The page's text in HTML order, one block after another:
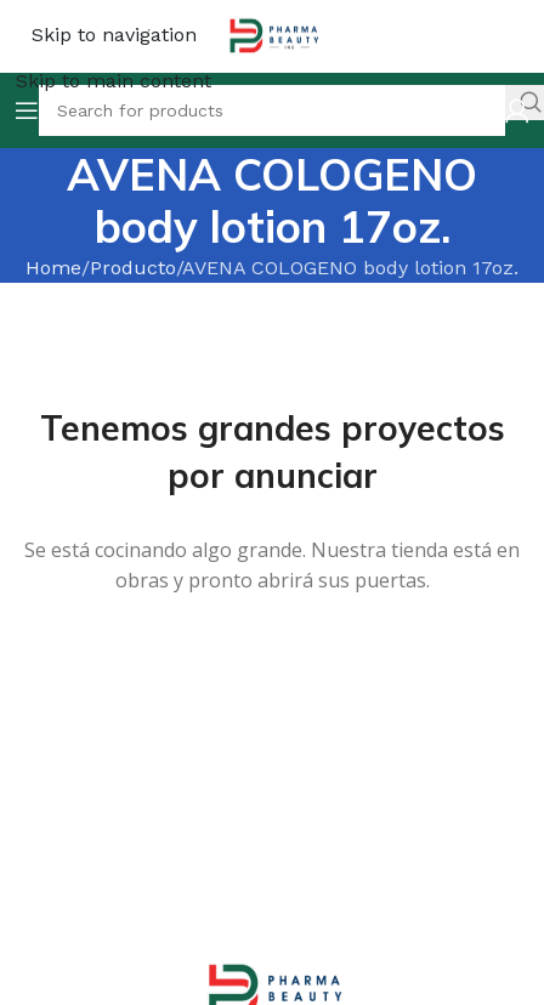
Skip to navigation
Skip to main content
AVENA COLOGENO
body lotion 17oz.
Home Producto AVENA COLOGENO body lotion 17oz.
Tenemos grandes proyectos
por anunciar
Se está cocinando algo grande. Nuestra tienda está en
obras y pronto abrirá sus puertas.